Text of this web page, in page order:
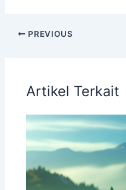
PREVIOUS
Artikel Terkait